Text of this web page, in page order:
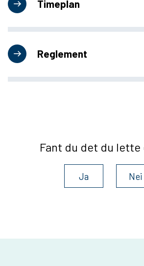
Timeplan
Reglement
Fant du det du
Ja Nei